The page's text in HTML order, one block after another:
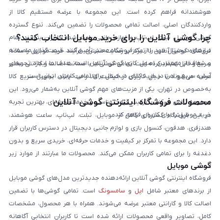
هوشمندانه فراهم کرده است. این مجموعه با عرضه مستقیم کالا از
واردکنندگان اصلی، اصالت تمامی محصولات را تضمین می‌کند. تنوع گسترده
گوشی موبایل، تبلت، لپ‌تاپ و لوازم جانبی باعث شده کاربران بتوانند تمام
نیازهای دیجیتال خود را از یک فروشگاه معتبر تأمین کنند. قیمت‌گذاری منصفانه
و شفاف از مهم‌ترین اصول کاری گوشی آنلاین است. هدف ما ایجاد تجربه‌ای
آسان، سریع و امن در خرید کالای دیجیتال برای تمامی کاربران ایرانی است.
چرا گوشی آنلاین را برای خرید موبایل انتخاب کنید؟
فروشگاه گوشی آنلاین با تمرکز بر رضایت مشتری، فرآیند خرید موبایل را ساده،
سریع و قابل اعتماد کرده است. تمامی گوشی‌ها با ضمانت اصالت و گارانتی معتبر
عرضه می‌شوند تا خیال کاربران از کیفیت کالا راحت باشد. تحویل سریع کالا
به‌خصوص در تهران، یکی از مزیت‌های مهم گوشی آنلاین به‌شمار می‌رود. این
مجموعه تلاش می‌کند با ترکیب قیمت مناسب و خدمات حرفه‌ای، بهترین تجربه
خرید موبایل را برای کاربران فراهم کند.
محصولات فروشگاه اینترنتی گوشی آنلاین
در این فروشگاه گستره‌ای کامل از موبایل، تبلت، لپ‌تاپ، ساعت هوشمند،
هندزفری، هدفون، کنسول بازی و لوازم جانبی دیجیتال در دسترس کاربران قرار
دارد. این مجموعه با تمرکز بر کیفیت و خدمات حرفه‌ای، خریدی سریع و بدون
دغدغه را برای تمامی کاربران ممکن می‌کند. محصولات ما عبارتند از موارد زیر
است:
گوشی موبایل
فروشگاه اینترنتی گوشی آنلاین ارائه‌دهنده جدیدترین مدل‌های گوشی موبایل
از برندهای معتبر شامل اپل و سامسونگ است. تمامی گوشی‌ها با تضمین
اصالت کالا و گارانتی معتبر عرضه می‌شوند. همراه با هر محصول، مشخصات
کامل، تصاویر واقعی محصولات ارائه شده است تا کاربران انتخابی آگاهانه